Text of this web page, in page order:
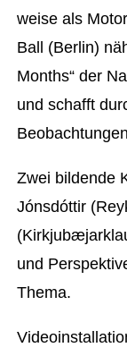
weise als
Ball (Berlin)
Months“ der
und schafft
Zwei bildende
Jónsdóttir
und
Thema.